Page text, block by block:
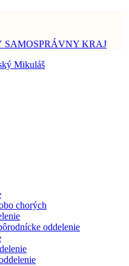
KRAJ
chorých
oddelenie